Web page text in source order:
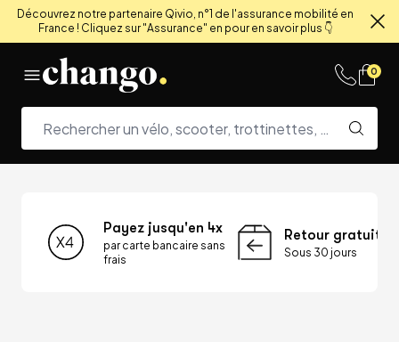
Découvrez notre partenaire Qivio, n°1 de l'assurance mobilité en
France ! Cliquez sur "Assurance" en pour en savoir plus 👇
0
Payez jusqu'en 4x
par carte bancaire sans
frais
Retour gratuit
Sous 30 jours